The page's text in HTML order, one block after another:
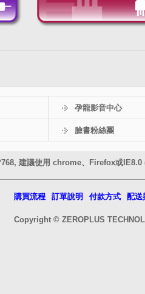
孕龍影音中心
臉書粉絲團
建議使用 chrome、Firefox或IE8.0
購買流程 訂單說明 付款方式 配送
Copyright © ZEROPLUS